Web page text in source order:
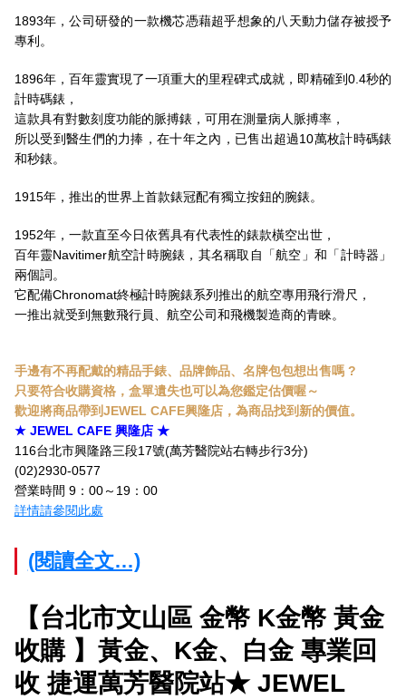
1893年，公司研發的一款機芯憑藉超乎想象的八天動力儲存被授予
專利。
1896年，百年靈實現了一項重大的里程碑式成就，即精確到0.4秒的
計時碼錶，
這款具有對數刻度功能的脈搏錶，可用在測量病人脈搏率，
所以受到醫生們的力捧，在十年之內，已售出超過10萬枚計時碼錶
和秒錶。
1915年，推出的世界上首款錶冠配有獨立按鈕的腕錶。
1952年，一款直至今日依舊具有代表性的錶款橫空出世，
百年靈Navitimer航空計時腕錶，其名稱取自「航空」和「計時器」
兩個詞。
它配備Chronomat終極計時腕錶系列推出的航空專用飛行滑尺，
一推出就受到無數飛行員、航空公司和飛機製造商的青睞。
手邊有不再配戴的精品手錶、品牌飾品、名牌包包想出售嗎 ?
只要符合收購資格，盒單遺失也可以為您鑑定估價喔～
歡迎將商品帶到JEWEL CAFE興隆店，為商品找到新的價值。
★ JEWEL CAFE 興隆店 ★
116台北市興隆路三段17號(萬芳醫院站右轉步行3分)
(02)2930-0577
營業時間 9：00～19：00
詳情請參閱此處
(閱讀全文…)
【台北市文山區 金幣 K金幣 黃金
收購 】黃金、K金、白金 專業回
收 捷運萬芳醫院站★ JEWEL